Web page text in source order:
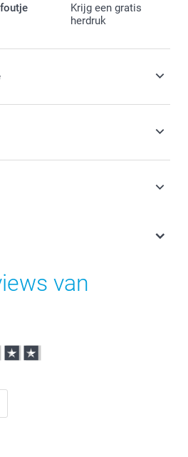
Krijg een gratis
herdruk
(€) inclusief BTW en exclusief
van